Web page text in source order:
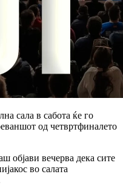
сала в сабота ќе го
од четвртфиналето
објави вечерва дека сите
во салата